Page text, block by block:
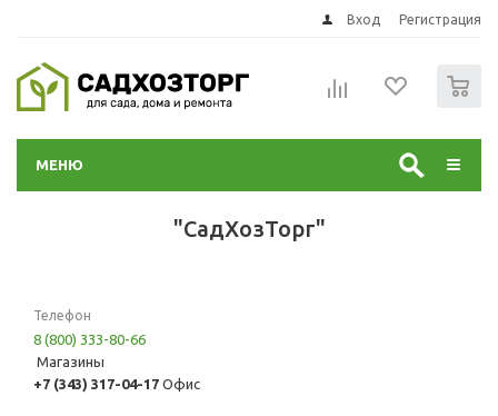
Вход Регистрация
МЕНЮ
"СадХозТорг"
Телефон
8 (800) 333-80-66
Магазины
+7 (343) 317-04-17 Офис